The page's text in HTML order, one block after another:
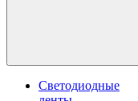
Светодиодные